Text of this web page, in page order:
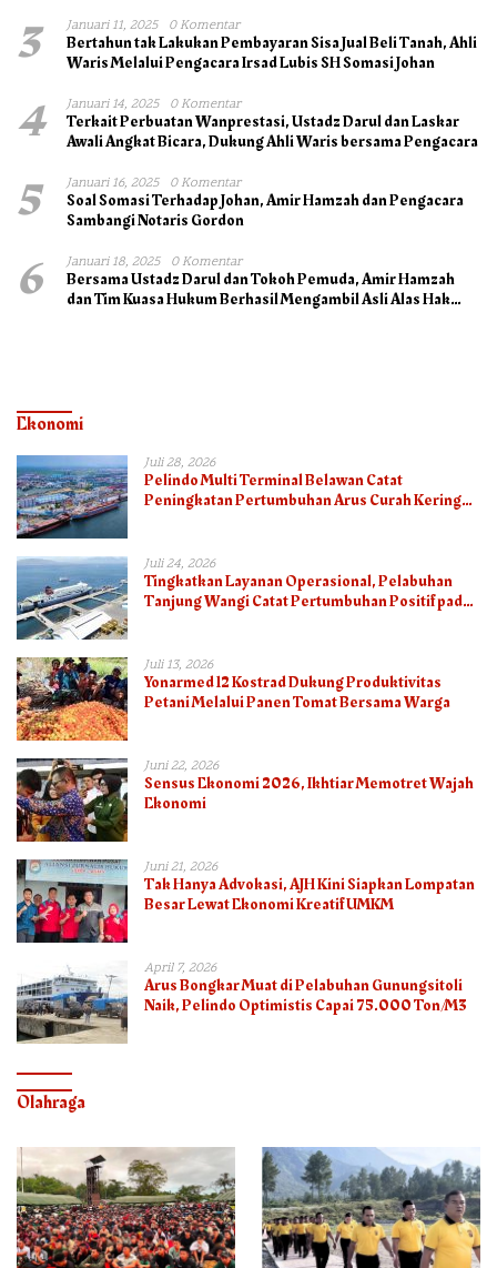
3 Januari 11, 2025 0 Komentar
Bertahun tak Lakukan Pembayaran Sisa Jual Beli Tanah, Ahli
Waris Melalui Pengacara Irsad Lubis SH Somasi Johan
4 Januari 14, 2025 0 Komentar
Terkait Perbuatan Wanprestasi, Ustadz Darul dan Laskar
Awali Angkat Bicara, Dukung Ahli Waris bersama Pengacara
5 Januari 16, 2025 0 Komentar
Soal Somasi Terhadap Johan, Amir Hamzah dan Pengacara
Sambangi Notaris Gordon
6 Januari 18, 2025 0 Komentar
Bersama Ustadz Darul dan Tokoh Pemuda, Amir Hamzah
dan Tim Kuasa Hukum Berhasil Mengambil Asli Alas Hak
Ekonomi
Juli 28, 2026
Pelindo Multi Terminal Belawan Catat
Peningkatan Pertumbuhan Arus Curah Kering
Juli 24, 2026
Tingkatkan Layanan Operasional, Pelabuhan
Tanjung Wangi Catat Pertumbuhan Positif pada
Juli 13, 2026
Yonarmed 12 Kostrad Dukung Produktivitas
Petani Melalui Panen Tomat Bersama Warga
Juni 22, 2026
Sensus Ekonomi 2026, Ikhtiar Memotret Wajah
Ekonomi
Juni 21, 2026
Tak Hanya Advokasi, AJH Kini Siapkan Lompatan
Besar Lewat Ekonomi Kreatif UMKM
April 7, 2026
Arus Bongkar Muat di Pelabuhan Gunungsitoli
Naik, Pelindo Optimistis Capai 75.000 Ton/M3
Olahraga